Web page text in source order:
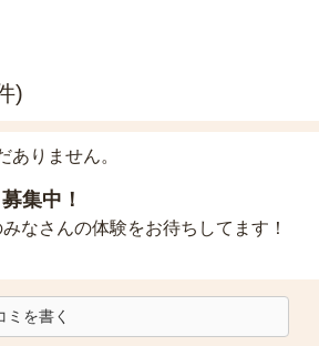
)
ありません。
集中！
なさんの体験をお待ちしてます！
ミを書く